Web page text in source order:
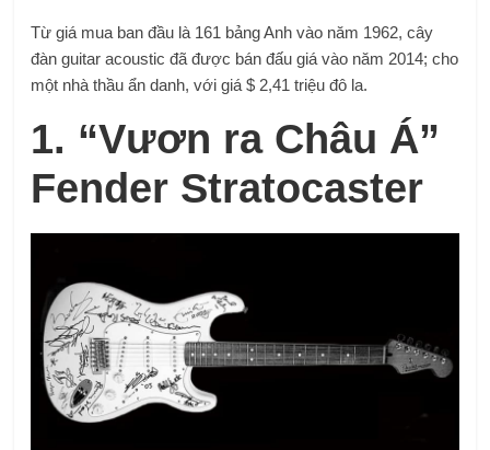
Từ giá mua ban đầu là 161 bảng Anh vào năm 1962, cây
đàn guitar acoustic đã được bán đấu giá vào năm 2014; cho
một nhà thầu ẩn danh, với giá $ 2,41 triệu đô la.
1. “Vươn ra Châu Á”
Fender Stratocaster